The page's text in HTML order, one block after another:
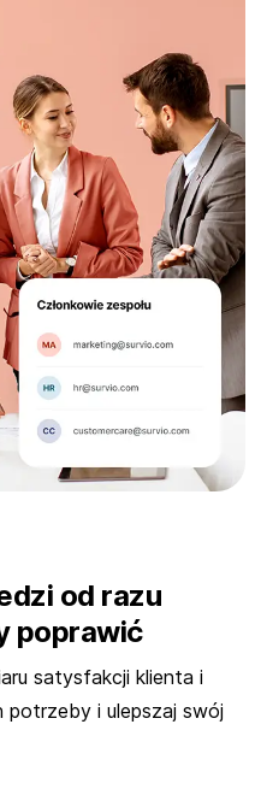
od razu
poprawić
satysfakcji klienta i
potrzeby i ulepszaj swój